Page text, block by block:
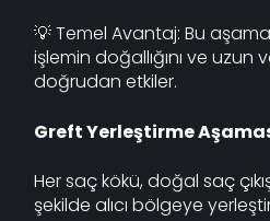
💡 Temel Avantaj: Bu
işlemin doğallığını ve uzun
doğrudan etkiler.
Greft Yerleştirme
Her saç kökü, doğal saç
şekilde alıcı bölgeye